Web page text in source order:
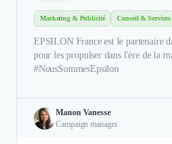
Marketing & Publicité Conseil &
EPSILON France est le partenaire
pour les propulser dans l'ère de la
#NousSommesEpsilon
Manon Vanesse
Campaign manager